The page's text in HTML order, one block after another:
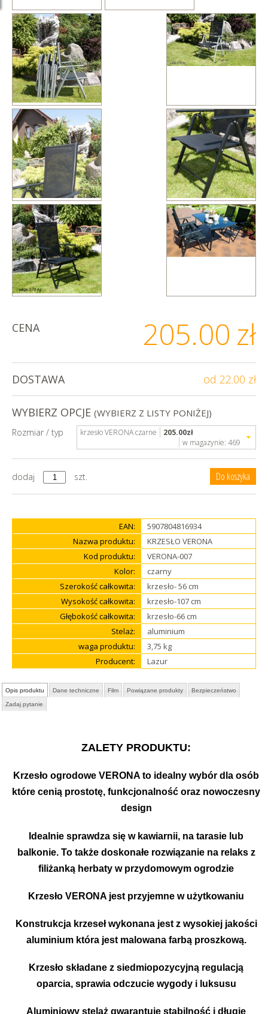
CENA 205.00 zł
DOSTAWA od 22.00 zł
WYBIERZ OPCJE (WYBIERZ Z LISTY PONIŻEJ)
Rozmiar / typ krzesło VERONA czarne 205.00zł
w magazynie: 469
dodaj szt.
EAN:
5907804816934
Nazwa produktu:
KRZESŁO VERONA
Kod produktu:
VERONA-007
Kolor:
czarny
Szerokość całkowita:
krzesło- 56 cm
Wysokość całkowita:
krzesło-107 cm
Głębokość całkowita:
krzesło-66 cm
Stelaż:
aluminium
waga produktu:
3,75 kg
Producent:
Lazur
Opis produktu Dane techniczne Film Powiązane produkty Bezpieczeństwo
Zadaj pytanie
ZALETY PRODUKTU:
Krzesło ogrodowe VERONA to idealny wybór dla osób
które cenią prostotę, funkcjonalność oraz nowoczesny
design
Idealnie sprawdza się w kawiarnii, na tarasie lub
balkonie. To także doskonałe rozwiązanie na relaks z
filiżanką herbaty w przydomowym ogrodzie
Krzesło VERONA jest przyjemne w użytkowaniu
Konstrukcja krzeseł wykonana jest z wysokiej jakości
aluminium która jest malowana farbą proszkową.
Krzesło składane z siedmiopozycyjną regulacją
oparcia, sprawia odczucie wygody i luksusu
Aluminiowy stelaż gwarantuje stabilność i długie